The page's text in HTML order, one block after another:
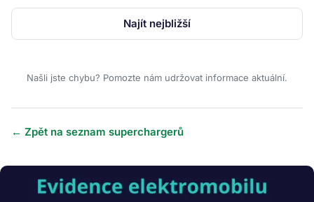
Najít nejbližší
Našli jste chybu? Pomozte nám udržovat informace aktuální.
← Zpět na seznam superchargerů
Obrázek